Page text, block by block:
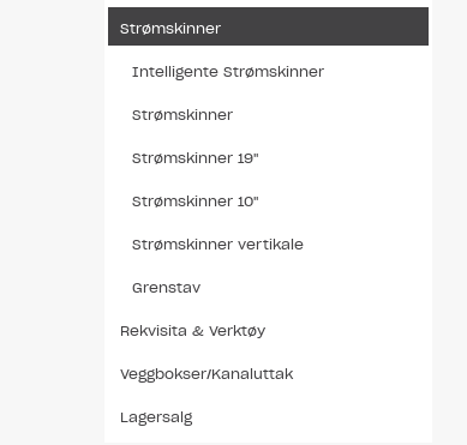
Strømskinner
Intelligente Strømskinner
Strømskinner
Strømskinner 19"
Strømskinner 10"
Strømskinner vertikale
Grenstav
Rekvisita & Verktøy
Veggbokser/Kanaluttak
Lagersalg